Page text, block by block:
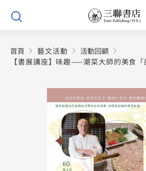
Skip
首頁 藝文活動
活動回顧
【書展講座】味趣——潮菜大師的美食「